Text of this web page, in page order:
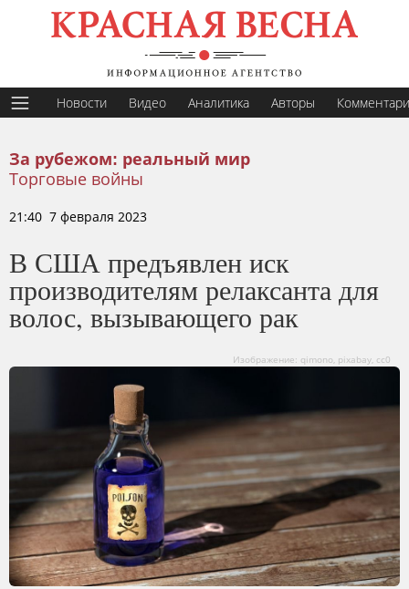
Новости Видео Аналитика Авторы
За рубежом: реальный мир
Торговые войны
21:40 7 февраля 2023
В США предъявлен иск
производителям релаксанта для
волос, вызывающего рак
Изображение: qimono, pixabay, cc0